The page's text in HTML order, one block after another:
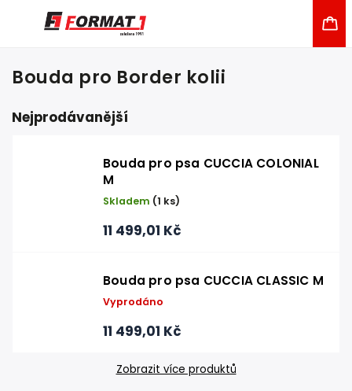
Bouda pro Border kolii
Nejprodávanější
Bouda pro psa CUCCIA COLONIAL
M
Skladem (1 ks)
11 499,01 Kč
Bouda pro psa CUCCIA CLASSIC M
Vyprodáno
11 499,01 Kč
Zobrazit více produktů